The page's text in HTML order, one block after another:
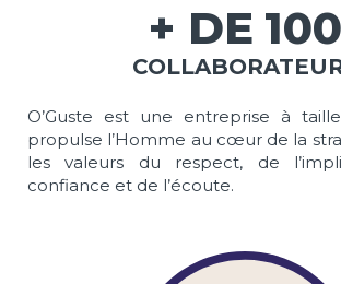
+ DE 100
O’Guste est une entreprise à
propulse l’Homme au cœur de la
les valeurs du respect, de
confiance et de l’écoute.